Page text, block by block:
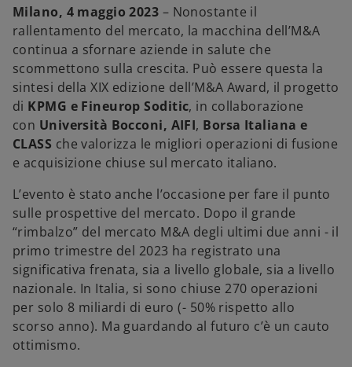
n
u
n
a
n
u
o
v
a
s
c
h
e
d
a
n
u
n
a
n
u
o
v
a
s
c
h
e
d
a
n
u
n
a
n
u
o
v
a
s
c
h
d
a
Milano, 4 maggio 2023 – Nonostante il
rallentamento del mercato, la macchina dell’M&A
continua a sfornare aziende in salute che
scommettono sulla crescita. Può essere questa la
sintesi della XIX edizione dell’M&A Award, il progetto
di KPMG e Fineurop Soditic, in collaborazione
con Università Bocconi, AIFI, Borsa Italiana e
CLASS che valorizza le migliori operazioni di fusione
e acquisizione chiuse sul mercato italiano.
L’evento è stato anche l’occasione per fare il punto
sulle prospettive del mercato. Dopo il grande
“rimbalzo” del mercato M&A degli ultimi due anni - il
primo trimestre del 2023 ha registrato una
significativa frenata, sia a livello globale, sia a livello
nazionale. In Italia, si sono chiuse 270 operazioni
per solo 8 miliardi di euro (- 50% rispetto allo
scorso anno). Ma guardando al futuro c’è un cauto
ottimismo.